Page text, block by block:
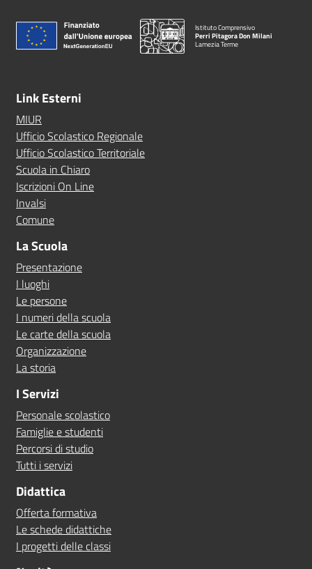
Istituto Comprensivo
Perri Pitagora Don Milani
Lamezia Terme
Link Esterni
MIUR
Ufficio Scolastico Regionale
Ufficio Scolastico Territoriale
Scuola in Chiaro
Iscrizioni On Line
Invalsi
Comune
La Scuola
Presentazione
I luoghi
Le persone
I numeri della scuola
Le carte della scuola
Organizzazione
La storia
I Servizi
Personale scolastico
Famiglie e studenti
Percorsi di studio
Tutti i servizi
Didattica
Offerta formativa
Le schede didattiche
I progetti delle classi